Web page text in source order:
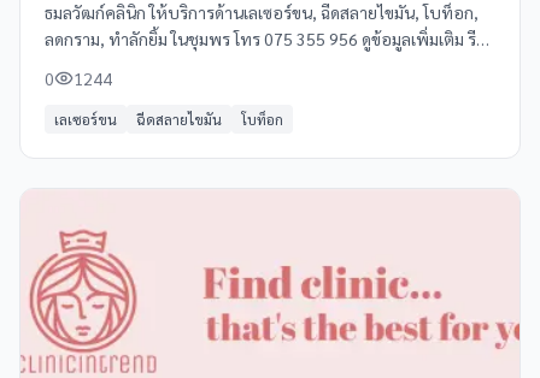
ธมลวัฒก์คลินิก ให้บริการด้านเลเซอร์ขน, ฉีดสลายไขมัน, โบท็อก,
ลดกราม, ทำลักยิ้ม ในชุมพร โทร 075 355 956 ดูข้อมูลเพิ่มเติม รีวิว
0 1244
เลเซอร์ขน ฉีดสลายไขมัน โบท็อก